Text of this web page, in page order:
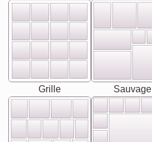
Grille Sauvage